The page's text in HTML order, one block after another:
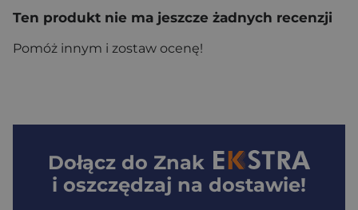
Ten produkt nie ma jeszcze żadnych recenzji
Pomóż innym i zostaw ocenę!
Dołącz do Znak
i oszczędzaj na dostawie!